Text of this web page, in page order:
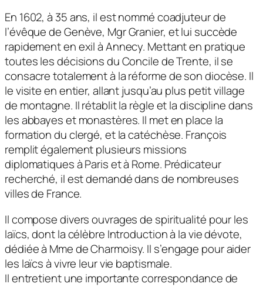
En 1602, à 35 ans, il est nommé coadjuteur de
l’évêque de Genève, Mgr Granier, et lui succède
rapidement en exil à Annecy. Mettant en pratique
toutes les décisions du Concile de Trente, il se
consacre totalement à la réforme de son diocèse. Il
le visite en entier, allant jusqu’au plus petit village
de montagne. Il rétablit la règle et la discipline dans
les abbayes et monastères. Il met en place la
formation du clergé, et la catéchèse. François
remplit également plusieurs missions
diplomatiques à Paris et à Rome. Prédicateur
recherché, il est demandé dans de nombreuses
villes de France.
Il compose divers ouvrages de spiritualité pour les
laïcs, dont la célèbre Introduction à la vie dévote,
dédiée à Mme de Charmoisy. Il s’engage pour aider
les laïcs à vivre leur vie baptismale.
Il entretient une importante correspondance de